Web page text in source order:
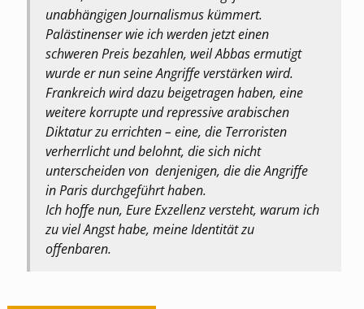
unabhängigen Journalismus kümmert.
Palästinenser wie ich werden jetzt einen
schweren Preis bezahlen, weil Abbas ermutigt
wurde er nun seine Angriffe verstärken wird.
Frankreich wird dazu beigetragen haben, eine
weitere korrupte und repressive arabischen
Diktatur zu errichten – eine, die Terroristen
verherrlicht und belohnt, die sich nicht
unterscheiden von denjenigen, die die Angriffe
in Paris durchgeführt haben.
Ich hoffe nun, Eure Exzellenz versteht, warum ich
zu viel Angst habe, meine Identität zu
offenbaren.